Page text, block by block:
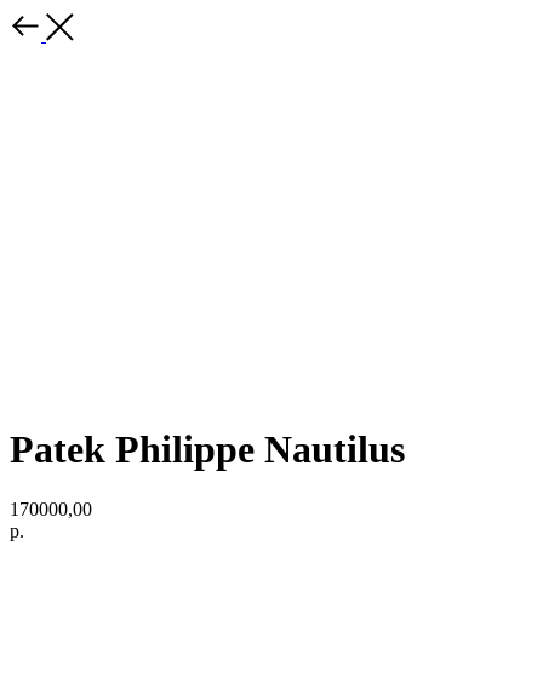
Patek Philippe Nautilus
170000,00
р.